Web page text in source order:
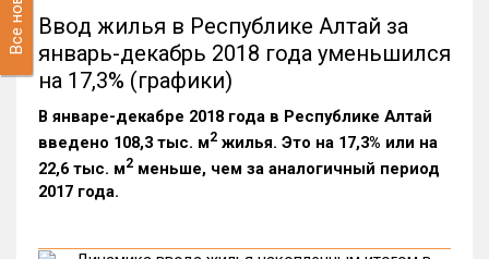
Ввод жилья в Республике Алтай за
январь-декабрь 2018 года уменьшился
на 17,3% (графики)
В январе-декабре 2018 года в Республике Алтай
введено 108,3 тыс. м2 жилья. Это на 17,3% или на
22,6 тыс. м2 меньше, чем за аналогичный период
2017 года.